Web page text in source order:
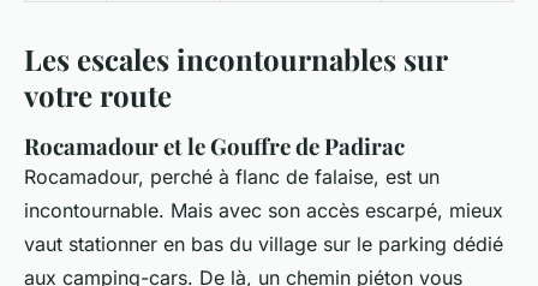
Les escales incontournables sur
votre route
Rocamadour et le Gouffre de Padirac
Rocamadour, perché à flanc de falaise, est un
incontournable. Mais avec son accès escarpé, mieux
vaut stationner en bas du village sur le parking dédié
aux camping-cars. De là, un chemin piéton vous